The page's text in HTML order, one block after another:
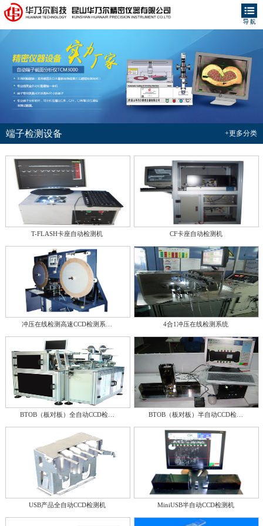
端子检测设备 +更多分类
T-FLASH卡座自动检测机 CF卡座自动检测机
冲压在线检测高速CCD检测系… 4合1冲压在线检测系统
BTOB（板对板）全自动CCD检… BTOB（板对板）半自动CCD检…
USB产品全自动CCD检测机 MiniUSB半自动CCD检测机